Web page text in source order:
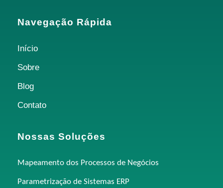
Navegação Rápida
Início
Sobre
Blog
Contato
Nossas Soluções
Mapeamento dos Processos de Negócios
Parametrização de Sistemas ERP